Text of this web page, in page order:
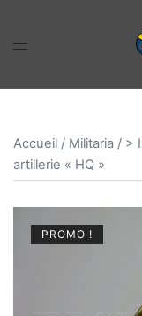
Accueil / Militaria / >
artillerie « HQ »
PROMO !